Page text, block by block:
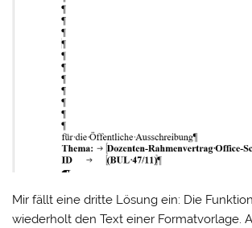
Mir fällt eine dritte Lösung ein: Die
wiederholt den Text einer Formatvorlage.